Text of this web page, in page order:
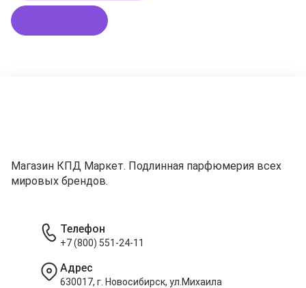
Магазин КПД Маркет. Подлинная парфюмерия всех
мировых брендов.
Телефон
+7 (800) 551-24-11
Адрес
630017, г. Новосибирск, ул.Михаила